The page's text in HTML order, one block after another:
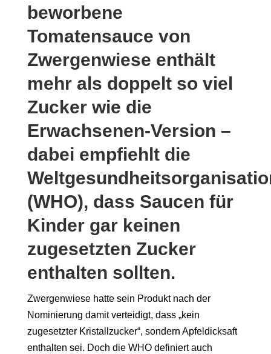
beworbene
Tomatensauce von
Zwergenwiese enthält
mehr als doppelt so viel
Zucker wie die
Erwachsenen-Version –
dabei empfiehlt die
(WHO), dass Saucen für
Kinder gar keinen
zugesetzten Zucker
enthalten sollten.
Zwergenwiese hatte sein Produkt nach der
Nominierung damit verteidigt, dass „kein
zugesetzter Kristallzucker“, sondern Apfeldicksaft
enthalten sei. Doch die WHO definiert auch